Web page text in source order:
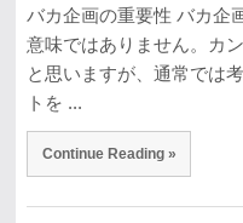
バカ企画の重要性 バカ企
意味ではありません。カ
と思いますが、通常では
トを ...
Continue Reading »